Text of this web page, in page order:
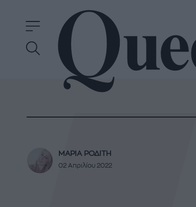
ΜΑΡΙΑ ΡΟΔΙΤΗ
02 Απριλίου 2022